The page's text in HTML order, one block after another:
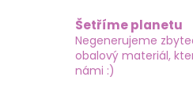
Šetříme planetu
Negenerujeme
obalový materiál,
námi :)